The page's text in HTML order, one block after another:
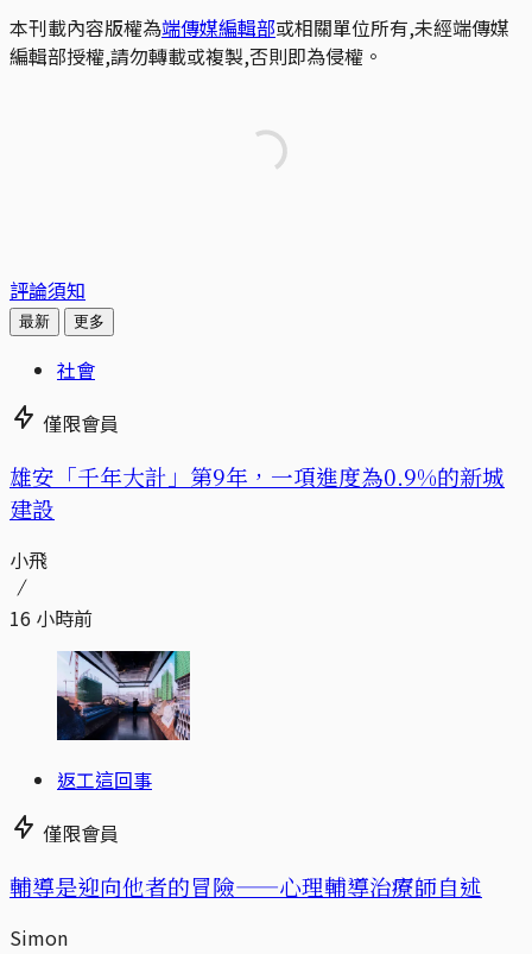
本刊載內容版權為端傳媒編輯部或相關單位所有,未經端傳媒
編輯部授權,請勿轉載或複製,否則即為侵權。
評論須知
最新 更多
社會
僅限會員
​​雄安「千年大計」第9年，一項進度為0.9%的新城
建設
小飛
16 小時前
返工這回事
僅限會員
輔導是迎向他者的冒險——心理輔導治療師自述
Simon